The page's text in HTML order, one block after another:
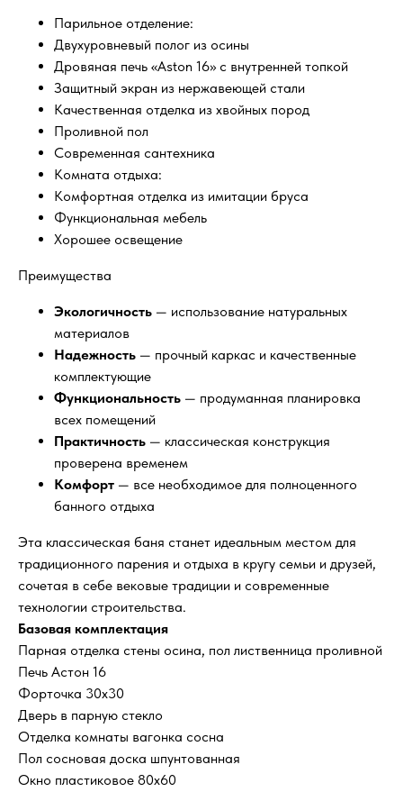
Парильное отделение:
Двухуровневый полог из осины
Дровяная печь «Aston 16» с внутренней топкой
Защитный экран из нержавеющей стали
Качественная отделка из хвойных пород
Проливной пол
Современная сантехника
Комната отдыха:
Комфортная отделка из имитации бруса
Функциональная мебель
Хорошее освещение
Преимущества
Экологичность — использование натуральных
материалов
Надежность — прочный каркас и качественные
комплектующие
Функциональность — продуманная планировка
всех помещений
Практичность — классическая конструкция
проверена временем
Комфорт — все необходимое для полноценного
банного отдыха
Эта классическая баня станет идеальным местом для
традиционного парения и отдыха в кругу семьи и друзей,
сочетая в себе вековые традиции и современные
технологии строительства.
Базовая комплектация
Парная отделка стены осина, пол лиственница проливной
Печь Астон 16
Форточка 30x30
Дверь в парную стекло
Отделка комнаты вагонка сосна
Пол сосновая доска шпунтованная
Окно пластиковое 80x60